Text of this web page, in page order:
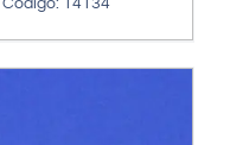
Código: 14134